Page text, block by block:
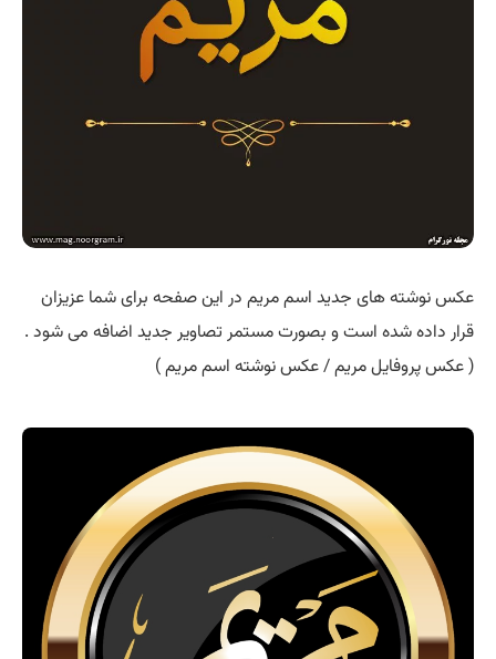
عکس نوشته های جدید اسم مریم در این صفحه برای شما عزیزان
قرار داده شده است و بصورت مستمر تصاویر جدید اضافه می شود .
( عکس پروفایل مریم / عکس نوشته اسم مریم )